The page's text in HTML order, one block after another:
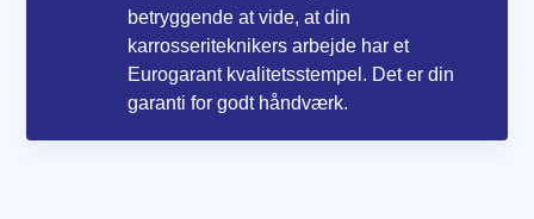
betryggende at vide, at din
karrosseriteknikers arbejde har et
Eurogarant kvalitetsstempel. Det er din
garanti for godt håndværk.